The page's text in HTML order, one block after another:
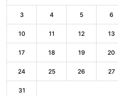
3 4 5 6
10 11 12 13
17 18 19 20
24 25 26 27
31